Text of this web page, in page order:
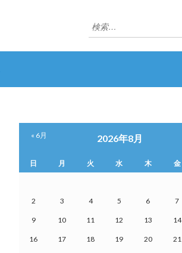
検
索:
2026年8月
日 月 火 水 木 金
2 3 4 5 6 7
9 10 11 12 13 14
16 17 18 19 20 21
« 6月